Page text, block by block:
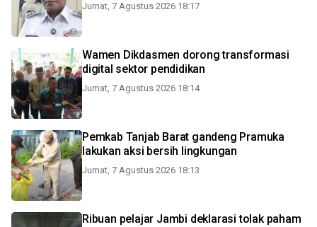
Jumat, 7 Agustus 2026 18:17
Wamen Dikdasmen dorong transformasi
digital sektor pendidikan
Jumat, 7 Agustus 2026 18:14
Pemkab Tanjab Barat gandeng Pramuka
lakukan aksi bersih lingkungan
Jumat, 7 Agustus 2026 18:13
Ribuan pelajar Jambi deklarasi tolak paham